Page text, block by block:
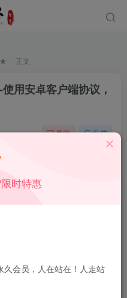
正文
用安卓客户端协议，
关注 私信
网络资源具有极快的可复制性，
时特惠
会员，人在站在！人走站